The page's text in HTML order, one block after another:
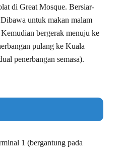
di Great Mosque. Bersiar-
untuk makan malam
bergerak menuju ke
pulang ke Kuala
penerbangan semasa).
1 (bergantung pada